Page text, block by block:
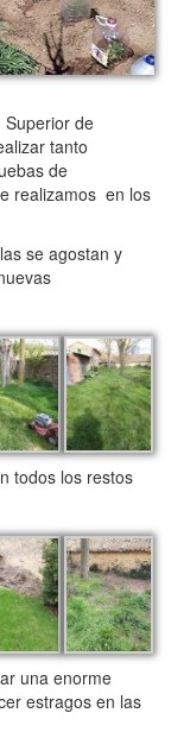
de
tanto
de
realizamos en los
se agostan y
todos los restos
una enorme
estragos en las